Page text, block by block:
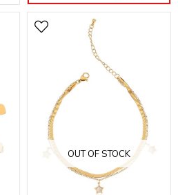
OUT OF STOCK